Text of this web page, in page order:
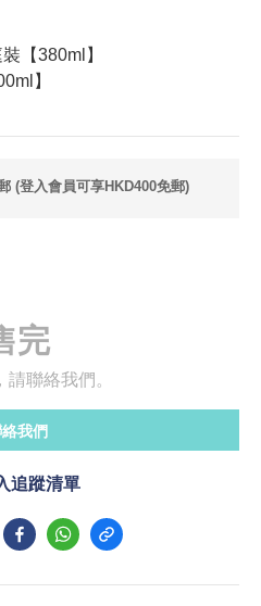
【380ml】
】
(登入會員可享HKD400免郵)
完
請聯絡我們。
我們
追蹤清單